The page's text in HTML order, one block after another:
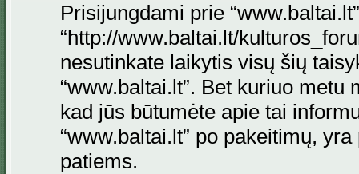
Prisijungdami prie
“http://www.baltai.lt/
nesutinkate laikytis visų šių
“www.baltai.lt”. Bet kuriuo
kad jūs būtumėte apie tai
“www.baltai.lt” po pakeitimų,
patiems.